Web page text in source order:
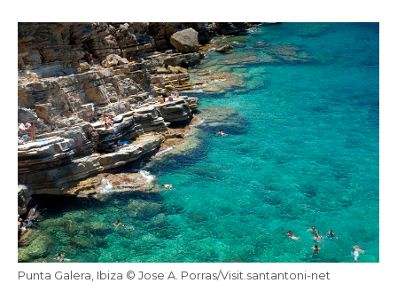
Punta Galera, Ibiza © Jose A. Porras/Visit.santantoni-net